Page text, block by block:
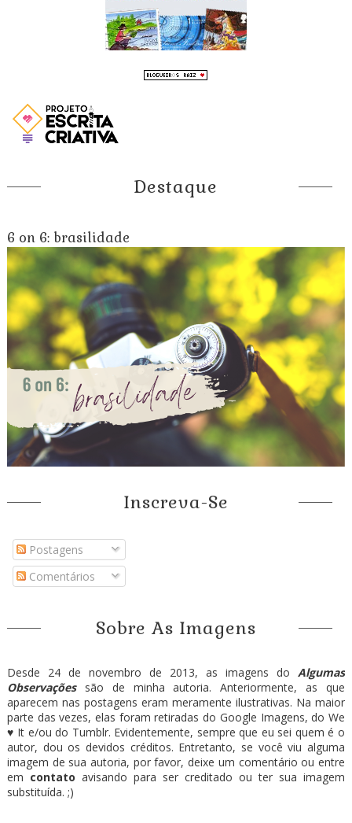
Destaque
6 on 6: brasilidade
Inscreva-Se
Postagens
Comentários
Sobre As Imagens
Desde 24 de novembro de 2013, as imagens doAlgumas
Observaçõessão de minha autoria. Anteriormente, as que
aparecem nas postagens eram meramente ilustrativas. Na maior
parte das vezes, elas foram retiradas do Google Imagens, do We
♥ It e/ou do Tumblr. Evidentemente, sempre que eu sei quem é o
autor, dou os devidos créditos. Entretanto, se você viu alguma
imagem de sua autoria, por favor, deixe um comentário ou entre
em contato avisando para ser creditado ou ter sua imagem
substituída. ;)